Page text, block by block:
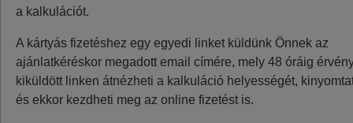
ingadozása miatt eltérések lehetnek, a pontos végleges
Kalkuláció
a kalkulációt.
A kártyás fizetéshez egy egyedi linket küldünk Önnek az
ajánlatkéréskor megadott email címére, mely 48 óráig
kiküldött linken átnézheti a kalkuláció helyességét,
és ekkor kezdheti meg az online fizetést is.